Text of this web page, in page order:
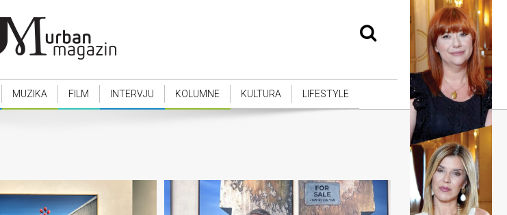
MUZIKA FILM INTERVJU KOLUMNE KULTURA LIFESTYLE